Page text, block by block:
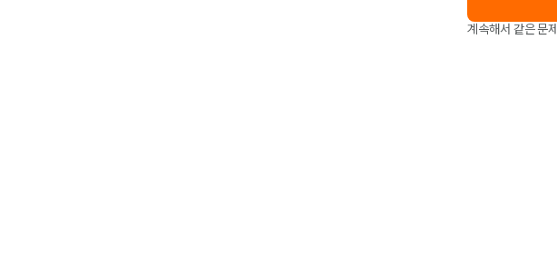
계속해서 같은 문